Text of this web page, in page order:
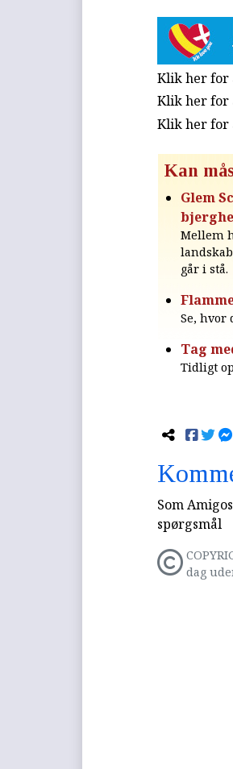
Klik her for
Klik her for
Klik her for
Kan
Glem
Mellem
går i stå.
Se, hvor
Tag
Tidligt
Som
spørgsmål
dag